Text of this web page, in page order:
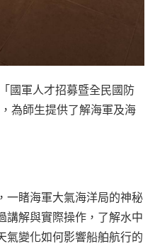
國軍人才招募暨全民國防
為師生提供了解海軍及海
一睹海軍大氣海洋局的神秘
講解與實際操作，了解水中
氣變化如何影響船舶航行的